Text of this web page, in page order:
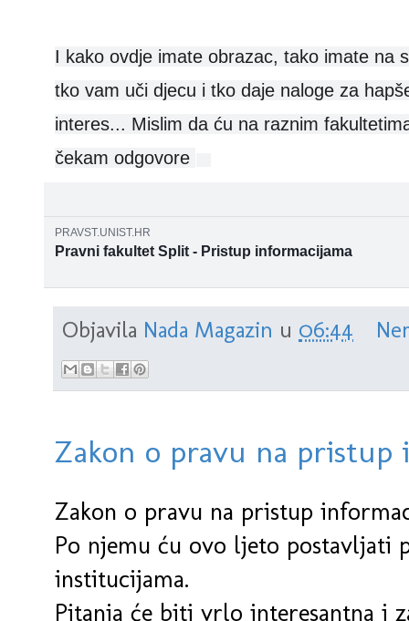
I kako ovdje imate obrazac, tako imate na
tko vam uči djecu i tko daje naloge za
interes... Mislim da ću na raznim
čekam odgovore
PRAVST.UNIST.HR
Pravni fakultet Split - Pristup informacijama
Objavila Nada Magazin u 06:44
Zakon o pravu na pristup
Zakon o pravu na pristup
Po njemu ću ovo ljeto postavljati
institucijama.
Pitanja će biti vrlo interesantna i